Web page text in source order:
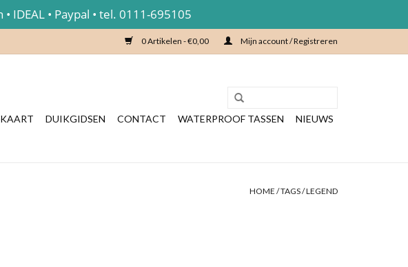
0 Artikelen - €0,00 Mijn account / Registreren
DUIKGIDSEN CONTACT WATERPROOF TASSEN NIEUWS
HOME /TAGS/LEGEND
IDEAL • Paypal • tel. 0111-695105